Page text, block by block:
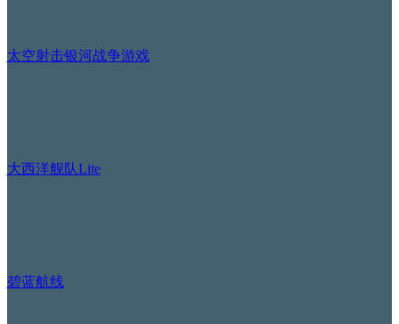
太空射击银河战争游戏
大西洋舰队Lite
碧蓝航线